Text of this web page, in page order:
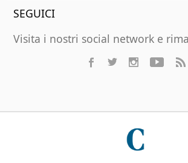
SEGUICI
Visita i nostri social network e